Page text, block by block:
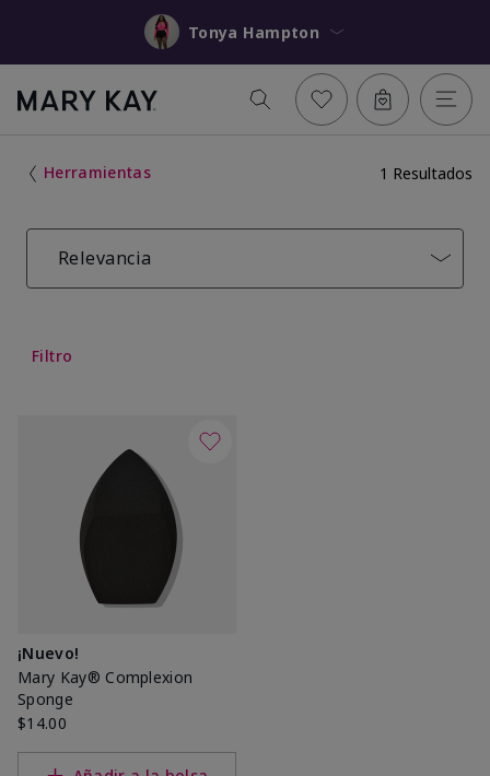
Tonya Hampton
Herramientas 1 Resultados
Relevancia
Filtro
¡Nuevo!
Mary Kay® Complexion
Sponge
$14.00